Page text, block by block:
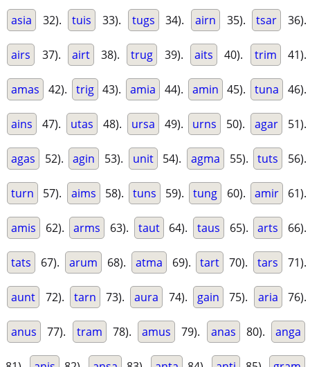
asia 32). tuis 33). tugs 34). airn 35). tsar 36).
airs 37). airt 38). trug 39). aits 40). trim 41).
amas 42). trig 43). amia 44). amin 45). tuna 46).
ains 47). utas 48). ursa 49). urns 50). agar 51).
agas 52). agin 53). unit 54). agma 55). tuts 56).
turn 57). aims 58). tuns 59). tung 60). amir 61).
amis 62). arms 63). taut 64). taus 65). arts 66).
tats 67). arum 68). atma 69). tart 70). tars 71).
aunt 72). tarn 73). aura 74). gain 75). aria 76).
anus 77). tram 78). amus 79). anas 80). anga